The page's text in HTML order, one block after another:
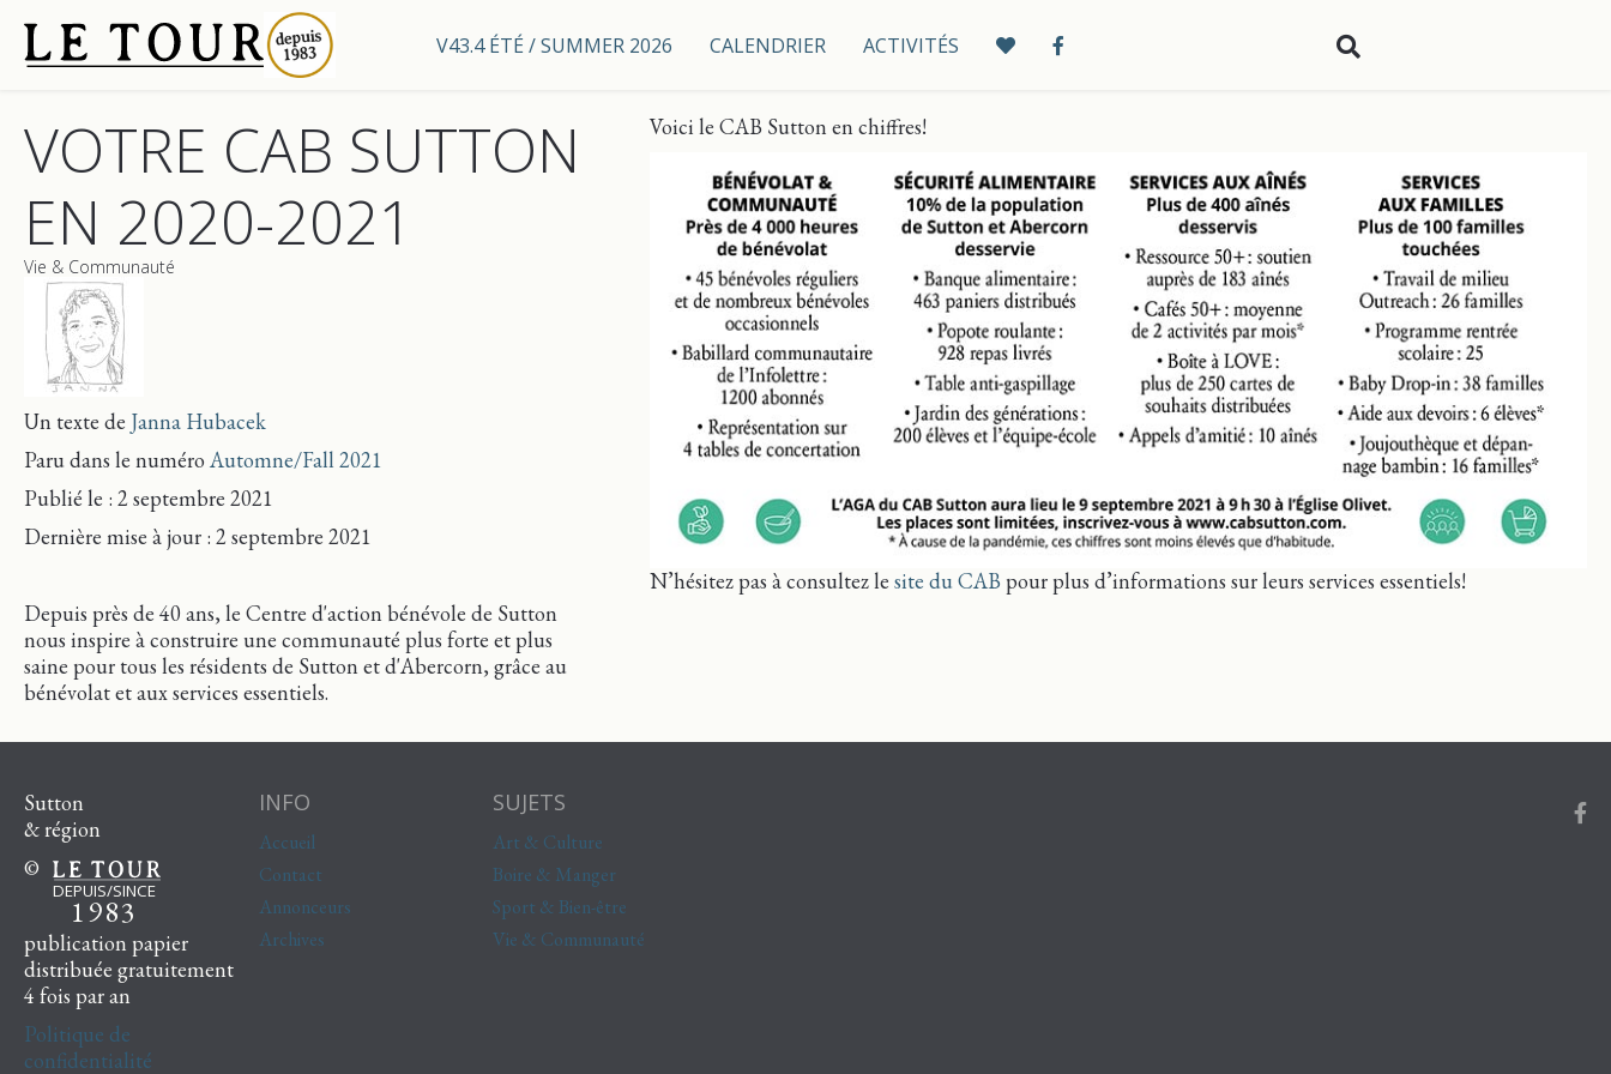
V43.4 ÉTÉ / SUMMER 2026 CALENDRIER ACTIVITÉS
VOTRE CAB SUTTON
EN 2020-2021
Vie & Communauté
Un texte de Janna Hubacek
Paru dans le numéro Automne/Fall 2021
Publié le : 2 septembre 2021
Dernière mise à jour : 2 septembre 2021
Depuis près de 40 ans, le Centre d'action bénévole de Sutton
nous inspire à construire une communauté plus forte et plus
saine pour tous les résidents de Sutton et d'Abercorn, grâce au
bénévolat et aux services essentiels.
Voici le CAB Sutton en chiffres!
N’hésitez pas à consultez le site du CAB pour plus d’informations sur leurs services essentiels!
Sutton
& région
©
DEPUIS/SINCE
1983
publication papier
distribuée gratuitement
4 fois par an
Politique de
confidentialité
INFO
Accueil
Contact
Annonceurs
Archives
SUJETS
Art & Culture
Boire & Manger
Sport & Bien-être
Vie & Communauté